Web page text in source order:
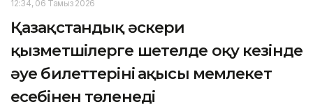
12:34, 06 Тамыз 2026
Қазақстандық әскери
қызметшілерге шетелде оқу кезінде
әуе билеттерінің ақысы мемлекет
есебінен төленеді